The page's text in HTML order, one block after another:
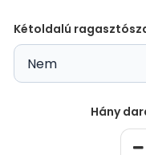
Kétoldalú
Hány